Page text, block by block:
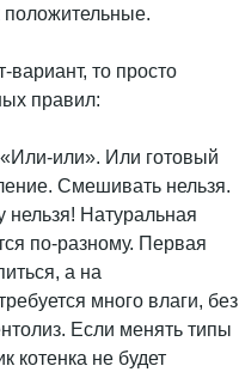
то просто
правил:
или». Или готовый
Смешивать нельзя.
нельзя! Натуральная
по-разному. Первая
а на
много влаги, без
Если менять типы
котенка не будет